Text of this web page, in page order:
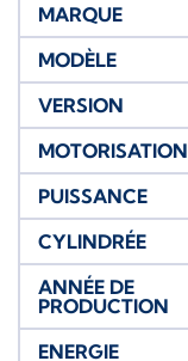
MARQUE
MODÈLE
VERSION
MOTORISATION
PUISSANCE
CYLINDRÉE
ANNÉE DE
PRODUCTION
ENERGIE